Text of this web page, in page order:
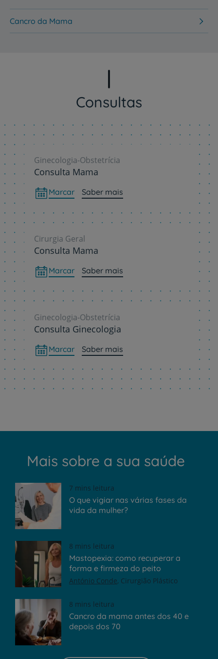
Cancro da Mama
Consultas
Ginecologia-Obstetrícia
Consulta Mama
Marcar Saber mais
Cirurgia Geral
Consulta Mama
Marcar Saber mais
Ginecologia-Obstetrícia
Consulta Ginecologia
Marcar Saber mais
Mais sobre a sua saúde
7 mins leitura
O que vigiar nas várias fases da
vida da mulher?
8 mins leitura
Mastopexia: como recuperar a
forma e firmeza do peito
António Conde Cirurgião Plástico
8 mins leitura
Cancro da mama antes dos 40 e
depois dos 70